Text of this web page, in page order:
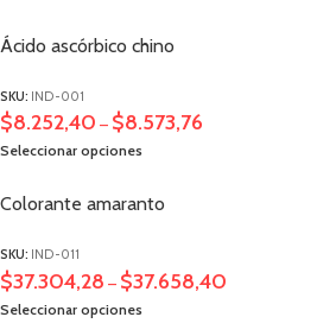
Ácido ascórbico chino
SKU: IND-001
$8.252,40 – $8.573,76
Seleccionar opciones
Colorante amaranto
SKU: IND-011
$37.304,28 – $37.658,40
Seleccionar opciones